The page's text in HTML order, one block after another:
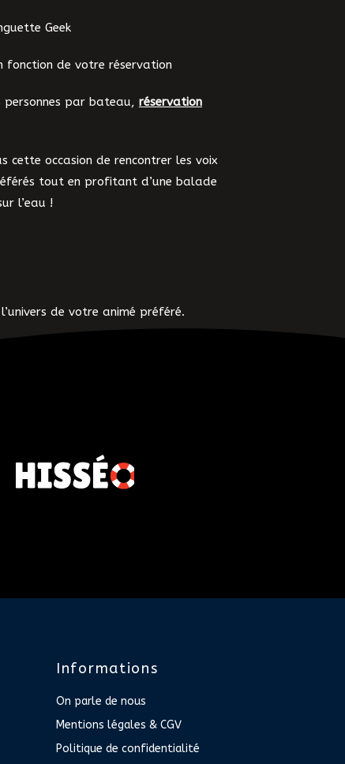
Geek
fonction de votre réservation
personnes par bateau, réservation
cette occasion de rencontrer les voix
tout en profitant d’une balade
l’eau !
de votre animé préféré.
Informations
On parle de nous
Mentions légales & CGV
Politique de confidentialité